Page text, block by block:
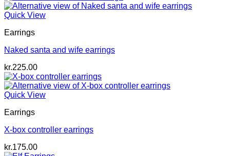
Quick View
Earrings
Naked santa and wife earrings
kr.225.00
Quick View
Earrings
X-box controller earrings
kr.175.00